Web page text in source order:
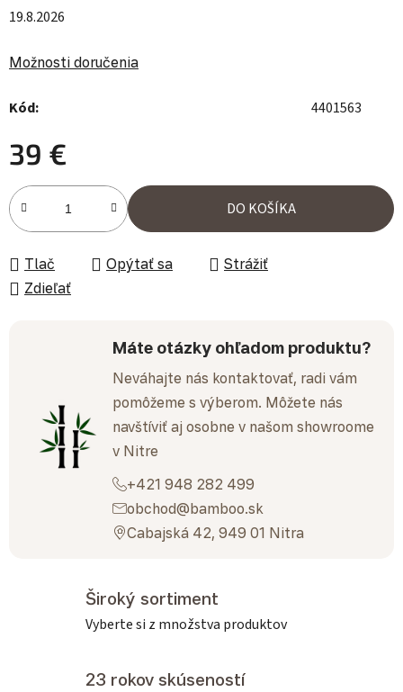
19.8.2026
Možnosti doručenia
Kód: 4401563
39 €
Jednotková cena:
DO KOŠÍKA
Tlač Opýtať sa
Strážiť
Zdieľať
Máte otázky ohľadom produktu?
Neváhajte nás kontaktovať, radi vám
pomôžeme s výberom. Môžete nás
navštíviť aj osobne v našom showroome
v Nitre
+421 948 282 499
obchod@bamboo.sk
Cabajská 42, 949 01 Nitra
Široký sortiment
Vyberte si z množstva produktov
23 rokov skúseností